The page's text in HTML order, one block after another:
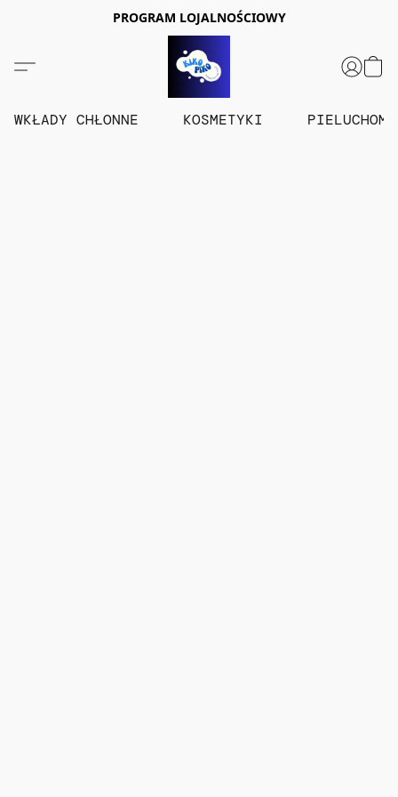
PROGRAM LOJALNOŚCIOWY
WKŁADY CHŁONNE KOSMETYKI